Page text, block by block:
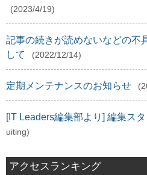
(2023/4/19)
記事の続きが読めないなどの不
して
(2022/12/14)
定期メンテナンスのお知らせ
[IT Leaders編集部より] 編集ス
uiting)
アクセスランキング